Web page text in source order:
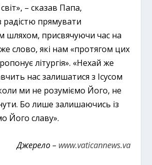
– сказав Папа,
прямувати
шляхом, присвячуючи час на
слово, які нам «протягом цих
літургія». «Нехай же
нас залишатися з Ісусом
ми не розуміємо Його, не
Бо лише залишаючись із
Його славу».
Джерело – www.vaticannews.va